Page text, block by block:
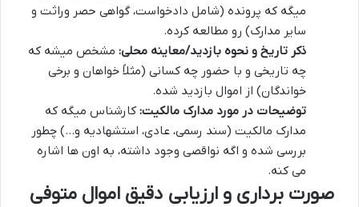
میگه که پرونده (شامل دادخواست، گواهی حصر وراثت و
سایر مدارک) رو مطالعه کرده.
ذکر تاریخ و نحوه بازدید/معاینه محلی: مشخص میشه که
چه تاریخی و با حضور چه کسانی (مثلاً خواهان و برخی
خواندگان) از اموال بازدید شده.
توضیحات در مورد مدارک مالکیت: کارشناس میگه که
مدارک مالکیت (سند رسمی، عادی، استشهادیه و…) چطور
بررسی شده و اگه نواقصی وجود داشته، به اون ها اشاره
می کنه.
صورت برداری و ارزیابی دقیق اموال متوفی